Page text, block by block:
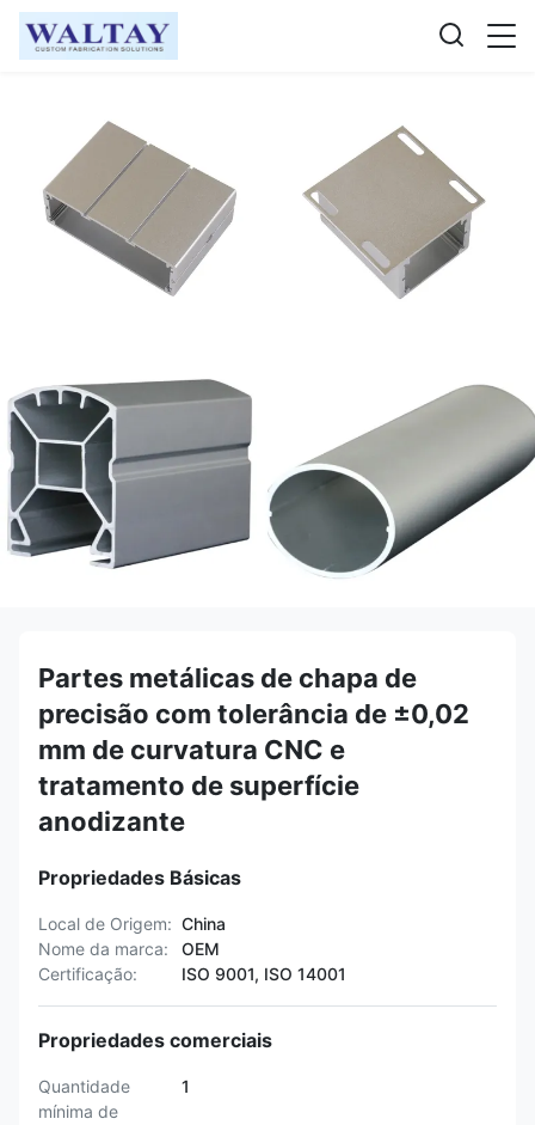
Partes metálicas de chapa de
precisão com tolerância de ±0,02
mm de curvatura CNC e
tratamento de superfície
anodizante
Propriedades Básicas
Local de Origem: China
Nome da marca:
OEM
Certificação:
ISO 9001, ISO 14001
Propriedades comerciais
Quantidade
mínima de
1